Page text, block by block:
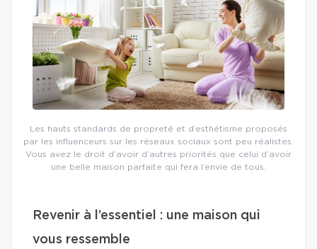
Les hauts standards de propreté et d’esthétisme proposés
par les influenceurs sur les réseaux sociaux sont peu réalistes.
Vous avez le droit d’avoir d’autres priorités que celui d’avoir
une belle maison parfaite qui fera l’envie de tous.
Revenir à l’essentiel : une maison qui
vous ressemble